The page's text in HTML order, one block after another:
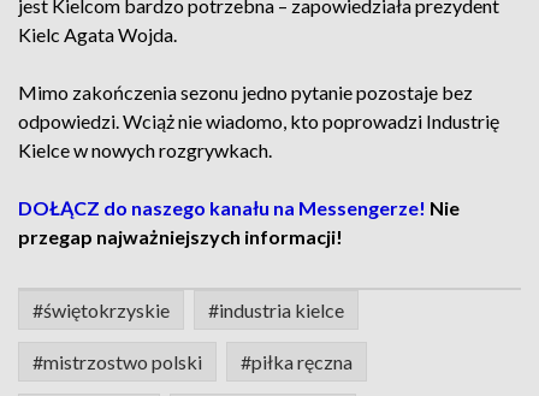
jest Kielcom bardzo potrzebna – zapowiedziała prezydent
Kielc Agata Wojda.
Mimo zakończenia sezonu jedno pytanie pozostaje bez
odpowiedzi. Wciąż nie wiadomo, kto poprowadzi Industrię
Kielce w nowych rozgrywkach.
DOŁĄCZ do naszego kanału na Messengerze! Nie
przegap najważniejszych informacji!
#świętokrzyskie #industria kielce
#mistrzostwo polski #piłka ręczna